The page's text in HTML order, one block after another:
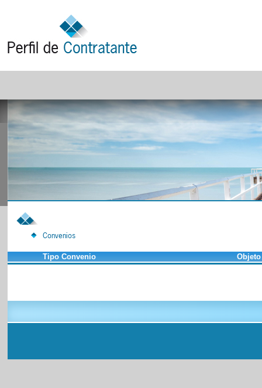
Convenios
Tipo Convenio Objeto